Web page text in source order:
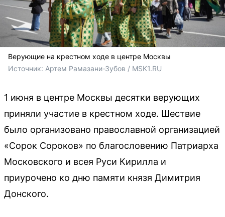
Верующие на крестном ходе в центре Москвы
Источник: Артем Рамазани-Зубов / MSK1.RU
1 июня в центре Москвы десятки верующих
приняли участие в крестном ходе. Шествие
было организовано православной организацией
«Сорок Сороков» по благословению Патриарха
Московского и всея Руси Кирилла и
приурочено ко дню памяти князя Димитрия
Донского.